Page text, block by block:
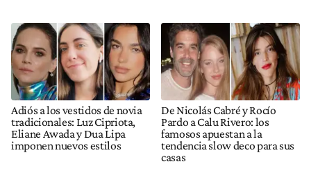
Adiós a los vestidos de novia
tradicionales: Luz Cipriota,
Eliane Awada y Dua Lipa
imponen nuevos estilos
De Nicolás Cabré y Rocío
Pardo a Calu Rivero: los
famosos apuestan a la
tendencia slow deco para sus
casas